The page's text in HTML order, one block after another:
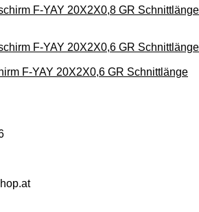
F-YAY 20X2X0,6 GR Schnittlänge